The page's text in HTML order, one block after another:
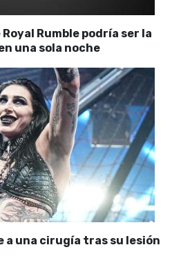
Rumble podría ser la
una sola noche
a una cirugía tras su lesión